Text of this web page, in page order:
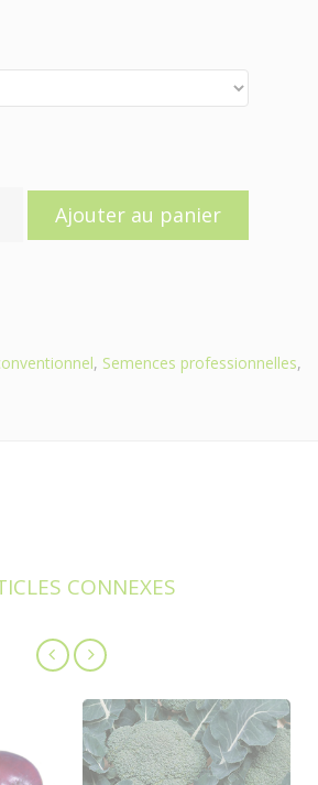
Ajouter au panier
, Semences professionnelles,
CONNEXES